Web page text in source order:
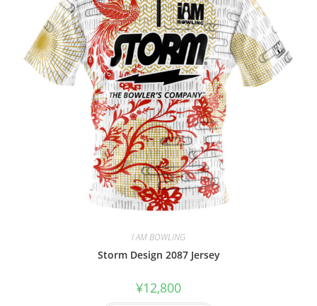
I AM BOWLING
Storm Design 2087 Jersey
¥12,800